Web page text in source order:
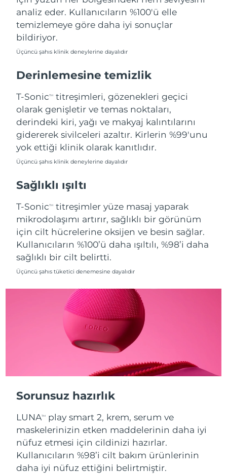
analiz eder. Kullanıcıların %100'ü elle
temizlemeye göre daha iyi sonuçlar
bildiriyor.
Üçüncü şahıs klinik deneylerine dayalıdır
Derinlemesine temizlik
T-SonicTM
titreşimleri, gözenekleri geçici
olarak genişletir ve temas noktaları,
derindeki kiri, yağı ve makyaj kalıntılarını
gidererek sivilceleri azaltır. Kirlerin %99'unu
yok ettiği klinik olarak kanıtlıdır.
Üçüncü şahıs klinik deneylerine dayalıdır
Sağlıklı ışıltı
T-SonicTM
titreşimler yüze masaj yaparak
mikrodolaşımı artırır, sağlıklı bir görünüm
için cilt hücrelerine oksijen ve besin sağlar.
Kullanıcıların %100’ü daha ışıltılı, %98’i daha
sağlıklı bir cilt belirtti.
Üçüncü şahıs tüketici denemesine dayalıdır
Sorunsuz hazırlık
LUNATM
play smart 2, krem, serum ve
maskelerinizin etken maddelerinin daha iyi
nüfuz etmesi için cildinizi hazırlar.
Kullanıcıların %98’i cilt bakım ürünlerinin
daha iyi nüfuz ettiğini belirtmiştir.
Filipinler Tahmini teslim tarihi
Polonya
Portekiz
Porto Riko Tahmini teslim tarihi
Katar Tahmini teslim tarihi
Reunion Tahmini teslim tarihi
Romanya Tahmini teslim tarihi
Suudi Arabistan
Singapur Tahmini teslim tarihi 8/13/26
Slovakya Tahmini teslim tarihi8/11/26
Slovenya Tahmini teslim tarihi
Tahmini teslim tarihi
Tahmini teslim tarihi
Tahmini teslim tarihi
Tahmini teslim tarihi8/11/26
İsviçre
Tayvan Tahmini teslim tarihi
Tayland Tahmini teslim tarihi
Türkiye